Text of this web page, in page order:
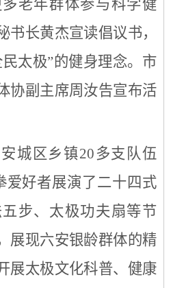
老年群体参与科学健
书长黄杰宣读倡议书，
太极”的健身理念。市
协副主席周汝告宣布活
城区乡镇20多支队伍
爱好者展演了二十四式
步、太极功夫扇等节
展现六安银龄群体的精
展太极文化科普、健康